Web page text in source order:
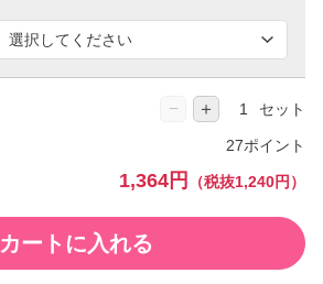
− ＋ セット
27ポイント
1,364円 （税抜1,240円）
カートに入れる